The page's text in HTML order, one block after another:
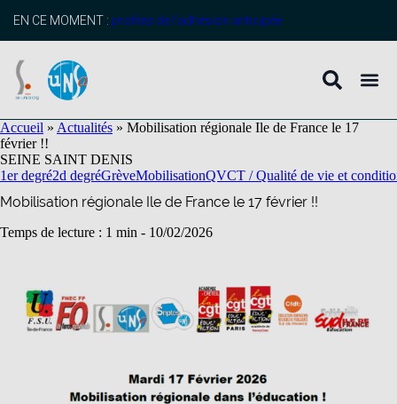
principal
EN CE MOMENT : profitez de l’adhésion anticipée
Accueil » Actualités » Mobilisation régionale Ile de France le 17
février !!
SEINE SAINT DENIS
1er degré2d degréGrèveMobilisationQVCT / Qualité de vie et
Mobilisation régionale Ile de France le 17 février !!
Temps de lecture : 1 min - 10/02/2026